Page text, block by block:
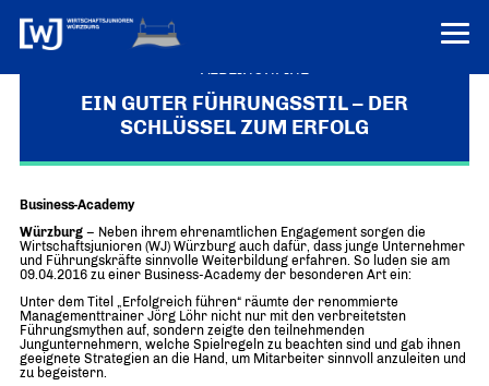
VEREINONLINE
AKTUELLES
ÜBER UNS
Über uns
WER WIR SIND & DER VORSITZ
Über uns
Forum „Junge Wirtschaft“ – Mitgliedermagazin
Mitglieder
UNSER NETZWERK
Mitglieder
PRESSEMELDUNGEN
PROJEKTE
INFORMATIONEN
EIN GUTER FÜHRUNGSSTIL – DER
SCHLÜSSEL ZUM ERFOLG
Business-Academy
Würzburg – Neben ihrem ehrenamtlichen Engagement sorgen die
Wirtschaftsjunioren (WJ) Würzburg auch dafür, dass junge Unternehmer
und Führungskräfte sinnvolle Weiterbildung erfahren. So luden sie am
09.04.2016 zu einer Business-Academy der besonderen Art ein:
Unter dem Titel „Erfolgreich führen“ räumte der renommierte
Managementtrainer Jörg Löhr nicht nur mit den verbreitetsten
Führungsmythen auf, sondern zeigte den teilnehmenden
Jungunternehmern, welche Spielregeln zu beachten sind und gab ihnen
geeignete Strategien an die Hand, um Mitarbeiter sinnvoll anzuleiten und
zu begeistern.